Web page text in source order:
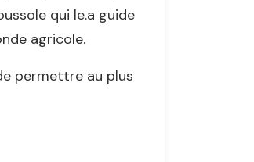
qui le.a guide
agricole.
permettre au plus